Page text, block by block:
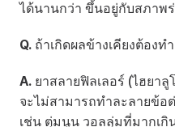
ได้นานกว่า ขึ้นอยู่กับสภาพ
Q. ถ้าเกิดผลข้างเคียงต้องท
A. ยาสลายฟิลเลอร์ (ไฮยา
จะไม่สามารถทำละลายข้อ
เช่น ตุ่มนูน วอลลุ่มที่มากเกิ